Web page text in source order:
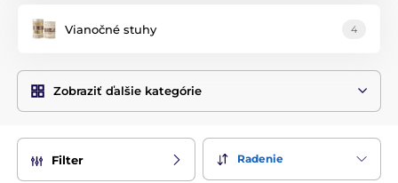
Vianočné stuhy 4
Zobraziť ďalšie kategórie
Filter Radenie